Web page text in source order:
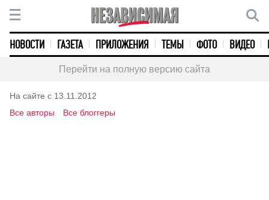
НОВОСТИ ГАЗЕТА ПРИЛОЖЕНИЯ ТЕМЫ ФОТО ВИДЕО
Перейти на полную версию сайта
На сайте с 13.11.2012
Все авторы
Все блоггеры